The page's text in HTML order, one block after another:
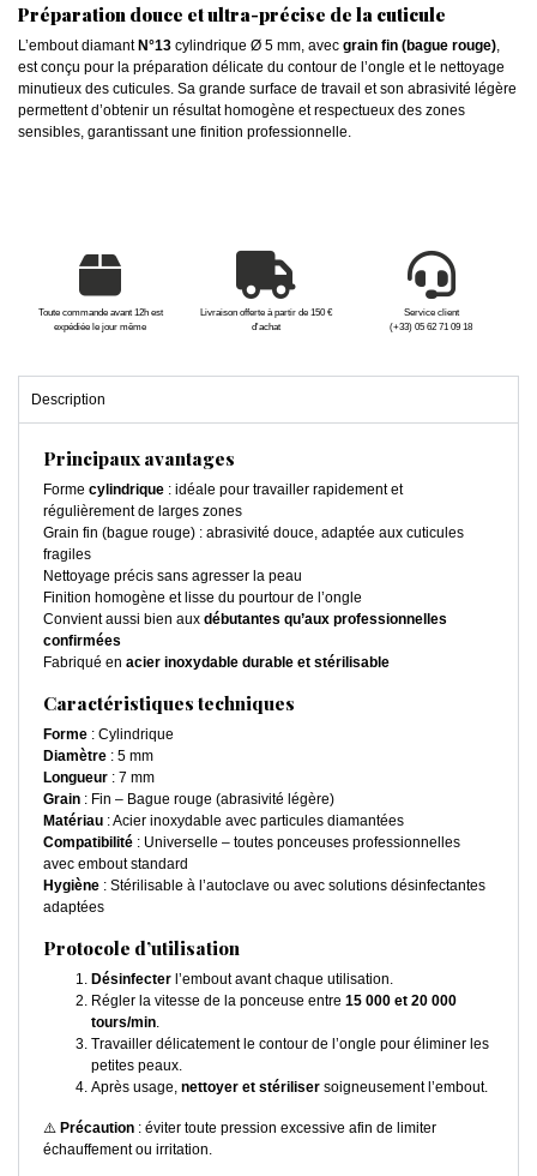
Préparation douce et ultra-précise de la cuticule
L’embout diamantN°13 cylindrique Ø 5 mm, avec grain fin (bague rouge),
est conçu pour la préparation délicate du contour de l’ongle et le nettoyage
minutieux des cuticules. Sa grande surface de travail et son abrasivité légère
permettent d’obtenir un résultat homogène et respectueux des zones
sensibles, garantissant une finition professionnelle.
Toute commande avant 12h est
expédiée le jour même
Livraison offerte à partir de 150 €
d'achat
Service client
(+33) 05 62 71 09 18
Description
Principaux avantages
Forme cylindrique : idéale pour travailler rapidement et
régulièrement de larges zones
Grain fin (bague rouge) : abrasivité douce, adaptée aux cuticules
fragiles
Nettoyage précis sans agresser la peau
Finition homogène et lisse du pourtour de l’ongle
Convient aussi bien aux débutantes qu’aux professionnelles
confirmées
Fabriqué en acier inoxydable durable et stérilisable
Caractéristiques techniques
Forme : Cylindrique
Diamètre : 5 mm
Longueur : 7 mm
Grain : Fin – Bague rouge (abrasivité légère)
Matériau : Acier inoxydable avec particules diamantées
Compatibilité : Universelle – toutes ponceuses professionnelles
avec embout standard
Hygiène : Stérilisable à l’autoclave ou avec solutions désinfectantes
adaptées
Protocole d’utilisation
Désinfecter l’embout avant chaque utilisation.
Régler la vitesse de la ponceuse entre 15 000 et 20 000
tours/min.
Travailler délicatement le contour de l’ongle pour éliminer les
petites peaux.
Après usage, nettoyer et stériliser soigneusement l’embout.
⚠️ Précaution : éviter toute pression excessive afin de limiter
échauffement ou irritation.